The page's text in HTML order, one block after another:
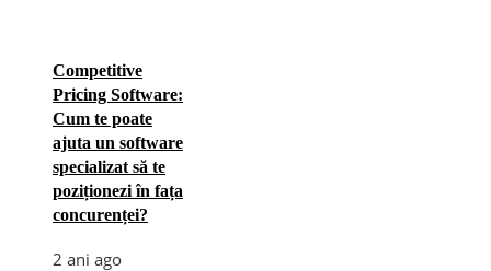
Competitive
Pricing Software:
Cum te poate
ajuta un software
specializat să te
poziționezi în fața
concurenței?
2 ani ago